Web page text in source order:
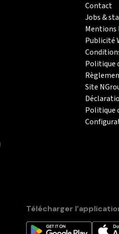
Contact
Jobs &
Mentions
Publicité
Politique
Site
Politique
Télécharger